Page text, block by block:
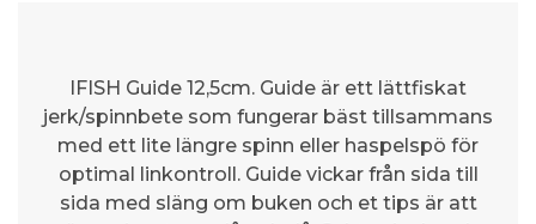
IFISH Guide 12,5cm. Guide är ett lättfiskat
jerk/spinnbete som fungerar bäst tillsammans
med ett lite längre spinn eller haspelspö för
optimal linkontroll. Guide vickar från sida till
sida med släng om buken och et tips är att